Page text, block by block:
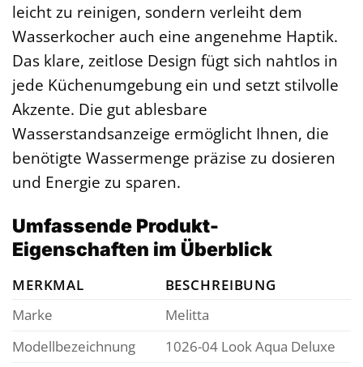
leicht zu reinigen, sondern verleiht dem
Wasserkocher auch eine angenehme Haptik.
Das klare, zeitlose Design fügt sich nahtlos in
jede Küchenumgebung ein und setzt stilvolle
Akzente. Die gut ablesbare
Wasserstandsanzeige ermöglicht Ihnen, die
benötigte Wassermenge präzise zu dosieren
und Energie zu sparen.
Umfassende Produkt-
Eigenschaften im Überblick
MERKMAL
BESCHREIBUNG
Marke
Melitta
Modellbezeichnung
1026-04 Look Aqua Deluxe